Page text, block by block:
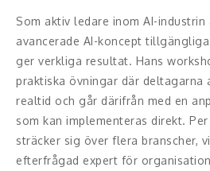
Humoristiska föredrag
Ljus och belysning
Komiker
Konst
Som aktiv ledare inom AI-
avancerade AI-koncept
ger verkliga resultat. Hans
praktiska övningar där deltagarna
realtid och går därifrån med en
som kan implementeras direkt.
sträcker sig över flera branscher,
efterfrågad expert för